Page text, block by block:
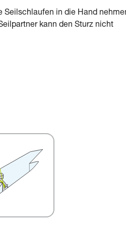
Seilschlaufen in die Hand
kann den Sturz nicht